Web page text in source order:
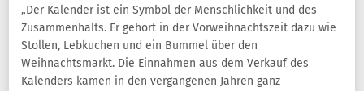
„Der Kalender ist ein Symbol der Menschlichkeit und des
Zusammenhalts. Er gehört in der Vorweihnachtszeit dazu wie
Stollen, Lebkuchen und ein Bummel über den
Weihnachtsmarkt. Die Einnahmen aus dem Verkauf des
Kalenders kamen in den vergangenen Jahren ganz